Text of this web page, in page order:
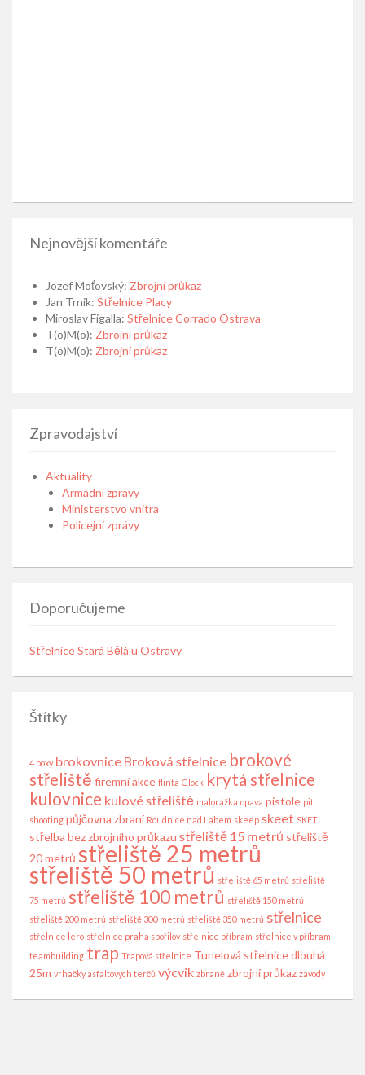
Nejnovější komentáře
Jozef Moťovský: Zbrojní průkaz
Jan Trnik: Střelnice Placy
Miroslav Figalla: Střelnice Corrado Ostrava
T(o)M(o): Zbrojní průkaz
T(o)M(o): Zbrojní průkaz
Zpravodajství
Aktuality
Armádní zprávy
Ministerstvo vnitra
Policejní zprávy
Doporučujeme
Střelnice Stará Bělá u Ostravy
Štítky
4 boxy brokovnice Broková střelnice brokové
střeliště firemní akce flinta Glock krytá střelnice
kulovnice kulové střeliště malorážka opava pistole pit
shooting půjčovna zbraní Roudnice nad Labem skeep skeet SKET
střelba bez zbrojního průkazu střeliště 15 metrů střeliště
20 metrů střeliště 25 metrů
střeliště 50 metrů střeliště 65 metrů střeliště
75 metrů střeliště 100 metrů střeliště 150 metrů
střeliště 200 metrů střeliště 300 metrů střeliště 350 metrů střelnice
střelnice lero střelnice praha spořilov střelnice příbram střelnice v příbrami
teambuilding trap Trapová střelnice Tunelová střelnice dlouhá
25m vrhačky asfaltových terčů výcvik zbraně zbrojní průkaz závody